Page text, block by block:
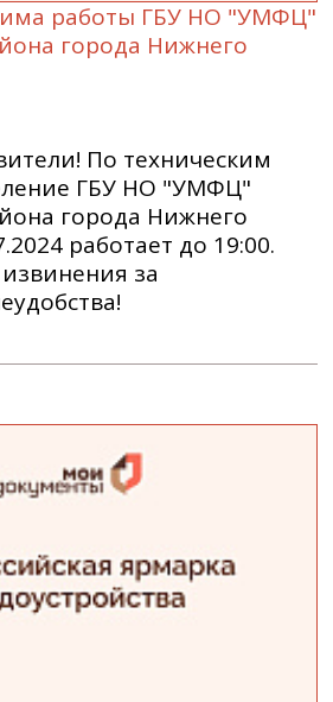
работы ГБУ НО "УМФЦ"
города Нижнего
По техническим
ГБУ НО "УМФЦ"
города Нижнего
работает до 19:00.
за